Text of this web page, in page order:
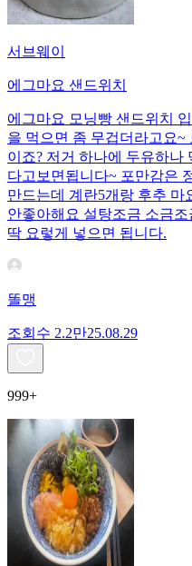
서브웨이
에그마요 샌드위치
에그마요 모닝빵 샌드위치
을 먹으면 좀 무겁더라고요~
이죠? 저거 하나에 두유하나
다고보면됩니다~ 포만감은
만드는데 계란5개랑 후추 마
안좋아해요 설탕조금 소금
딱 요렇게 넣으면 됩니다.
똘맹
조회수 2.2만25.08.29
999+